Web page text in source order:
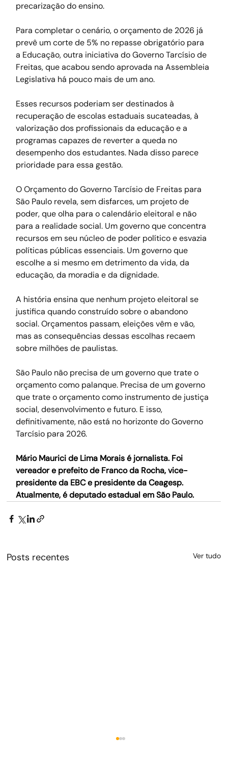
precarização do ensino.
Para completar o cenário, o orçamento de 2026 já
prevê um corte de 5% no repasse obrigatório para
a Educação, outra iniciativa do Governo Tarcísio de
Freitas, que acabou sendo aprovada na Assembleia
Legislativa há pouco mais de um ano.
Esses recursos poderiam ser destinados à
recuperação de escolas estaduais sucateadas, à
valorização dos profissionais da educação e a
programas capazes de reverter a queda no
desempenho dos estudantes. Nada disso parece
prioridade para essa gestão.
O Orçamento do Governo Tarcísio de Freitas para
São Paulo revela, sem disfarces, um projeto de
poder, que olha para o calendário eleitoral e não
para a realidade social. Um governo que concentra
recursos em seu núcleo de poder político e esvazia
políticas públicas essenciais. Um governo que
escolhe a si mesmo em detrimento da vida, da
educação, da moradia e da dignidade.
A história ensina que nenhum projeto eleitoral se
justifica quando construído sobre o abandono
social. Orçamentos passam, eleições vêm e vão,
mas as consequências dessas escolhas recaem
sobre milhões de paulistas.
São Paulo não precisa de um governo que trate o
orçamento como palanque. Precisa de um governo
que trate o orçamento como instrumento de justiça
social, desenvolvimento e futuro. E isso,
definitivamente, não está no horizonte do Governo
Tarcísio para 2026.
Mário Maurici de Lima Morais é jornalista. Foi
vereador e prefeito de Franco da Rocha, vice-
presidente da EBC e presidente da Ceagesp.
Atualmente, é deputado estadual em São Paulo.
Posts recentes Ver tudo